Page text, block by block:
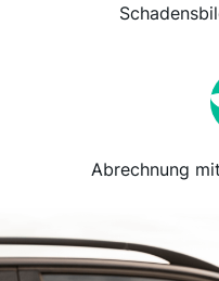
Abrechnung